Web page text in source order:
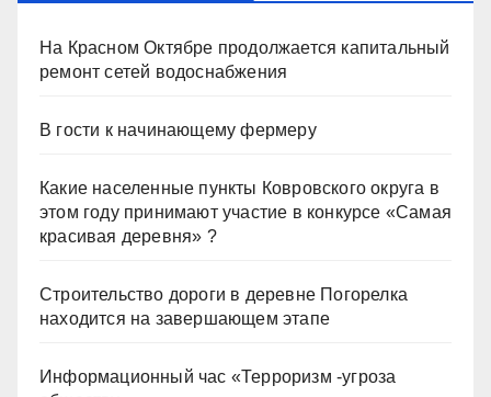
На Красном Октябре продолжается капитальный
ремонт сетей водоснабжения
В гости к начинающему фермеру
Какие населенные пункты Ковровского округа в
этом году принимают участие в конкурсе «Самая
красивая деревня» ?
Строительство дороги в деревне Погорелка
находится на завершающем этапе
Информационный час «Терроризм -угроза